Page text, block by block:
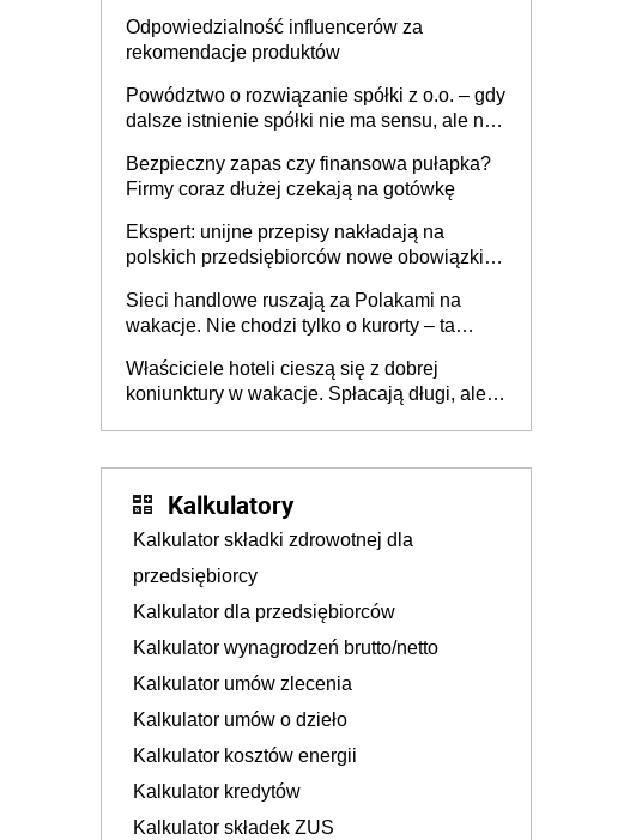
Odpowiedzialność influencerów za
rekomendacje produktów
Powództwo o rozwiązanie spółki z o.o. – gdy
dalsze istnienie spółki nie ma sensu, ale nie
Bezpieczny zapas czy finansowa pułapka?
Firmy coraz dłużej czekają na gotówkę
Ekspert: unijne przepisy nakładają na
polskich przedsiębiorców nowe obowiązki w
Sieci handlowe ruszają za Polakami na
wakacje. Nie chodzi tylko o kurorty – ta
tam, gdzie wielu spędzi urlop po cichu
Właściciele hoteli cieszą się z dobrej
koniunktury w wakacje. Spłacają długi, ale
Kalkulatory
Kalkulator składki zdrowotnej dla
przedsiębiorcy
Kalkulator dla przedsiębiorców
Kalkulator wynagrodzeń brutto/netto
Kalkulator umów zlecenia
Kalkulator umów o dzieło
Kalkulator kosztów energii
Kalkulator kredytów
Kalkulator składek ZUS